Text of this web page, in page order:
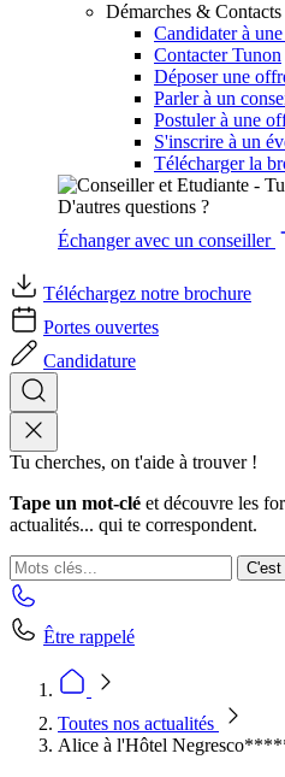
Démarches & Contacts
Candidater à
Contacter Tunon
Déposer une
Parler à un
Postuler à une
S'inscrire à un
Télécharger la
D'autres questions ?
Échanger avec un conseiller
Téléchargez notre brochure
Portes ouvertes
Candidature
Tu cherches, on t'aide à trouver !
Tape un mot-clé et découvre les
actualités... qui te correspondent.
C'est
Être rappelé
Toutes nos actualités
Alice à l'Hôtel